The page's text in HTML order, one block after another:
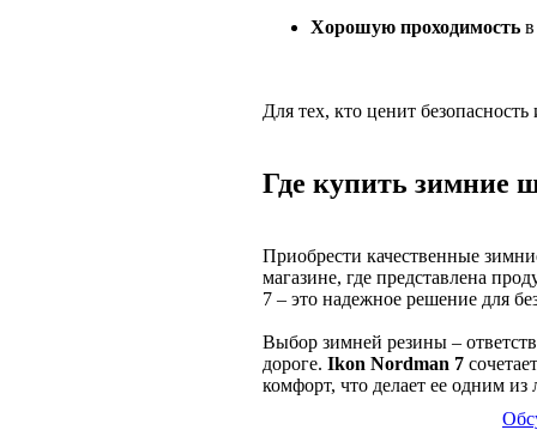
Хорошую проходимость
Для тех, кто ценит
Где купить зимние
Приобрести качественные
магазине, где представлена
7 – это надежное решение для
Выбор зимней резины –
дороге. Ikon Nordman 7
комфорт, что делает ее одним